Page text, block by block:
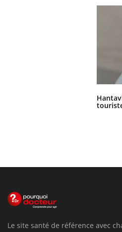
Le site santé de référence avec